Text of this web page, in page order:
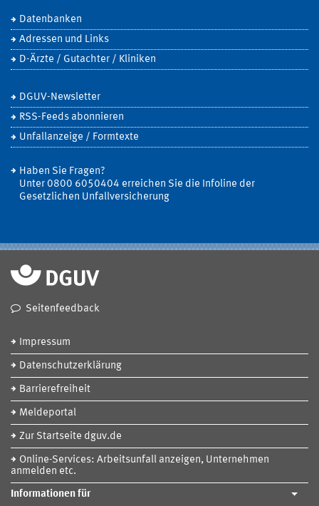
Datenbanken
Adressen und Links
D-Ärzte / Gutachter / Kliniken
DGUV-Newsletter
RSS-Feeds abonnieren
Unfallanzeige / Formtexte
Haben Sie Fragen?
Unter 0800 6050404 erreichen Sie die Infoline der
Gesetzlichen Unfallversicherung
Seitenfeedback
Impressum
Datenschutzerklärung
Barrierefreiheit
Meldeportal
Zur Startseite dguv.de
Online-Services: Arbeitsunfall anzeigen, Unternehmen
anmelden etc.
Informationen für